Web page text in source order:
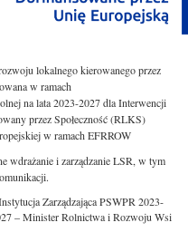
lokalnego kierowanego przez
w ramach
na lata 2023-2027 dla Interwencji
przez Społeczność (RLKS)
w ramach EFRROW
wdrażanie i zarządzanie LSR, w tym
Zarządzająca PSWPR 2023-
– Minister Rolnictwa i Rozwoju Wsi